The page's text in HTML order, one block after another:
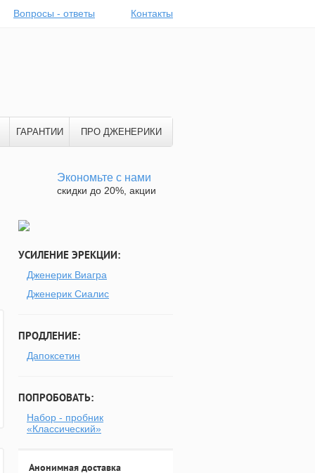
Вопросы - ответы Контакты
ГАРАНТИИ ПРО ДЖЕНЕРИКИ
Экономьте с нами
скидки до 20%, акции
УСИЛЕНИЕ ЭРЕКЦИИ:
Дженерик Виагра
Дженерик Сиалис
ПРОДЛЕНИЕ:
Дапоксетин
ПОПРОБОВАТЬ:
Набор - пробник
«Классический»
Анонимная доставка